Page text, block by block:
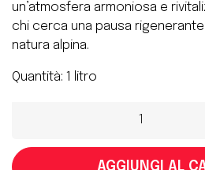
un’atmosfera armoniosa e
chi cerca una pausa
natura alpina.
Quantità: 1 litro
AGGIUNGI AL